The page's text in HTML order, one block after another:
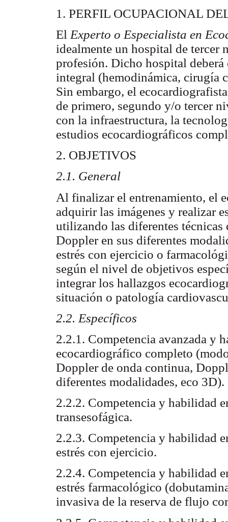
1. PERFIL OCUPACIONAL
El Experto o Especialista en
idealmente un hospital de tercer
profesión. Dicho hospital
integral (hemodinámica, cirugía
Sin embargo, el
de primero, segundo y/o tercer
con la infraestructura, la
estudios ecocardiográficos
2. OBJETIVOS
2.1. General
Al finalizar el entrenamiento, el
adquirir las imágenes y realizar
utilizando las diferentes
Doppler en sus diferentes
estrés con ejercicio o
según el nivel de objetivos
integrar los hallazgos
situación o patología
2.2. Específicos
2.2.1. Competencia avanzada y
ecocardiográfico completo
Doppler de onda continua,
diferentes modalidades, eco 3D).
2.2.2. Competencia y habilidad
transesofágica.
2.2.3. Competencia y habilidad
estrés con ejercicio.
2.2.4. Competencia y habilidad
estrés farmacológico
invasiva de la reserva de flujo